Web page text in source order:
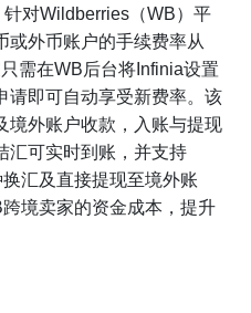
对Wildberries（WB）平
或外币账户的手续费率从
需在WB后台将Infinia设置
请即可自动享受新费率。该
境外账户收款，入账与提现
汇可实时到账，并支持
汇及直接提现至境外账
境卖家的资金成本，提升